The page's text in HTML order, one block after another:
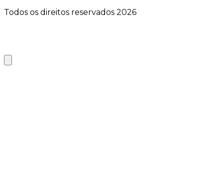
Todos os direitos reservados 2026